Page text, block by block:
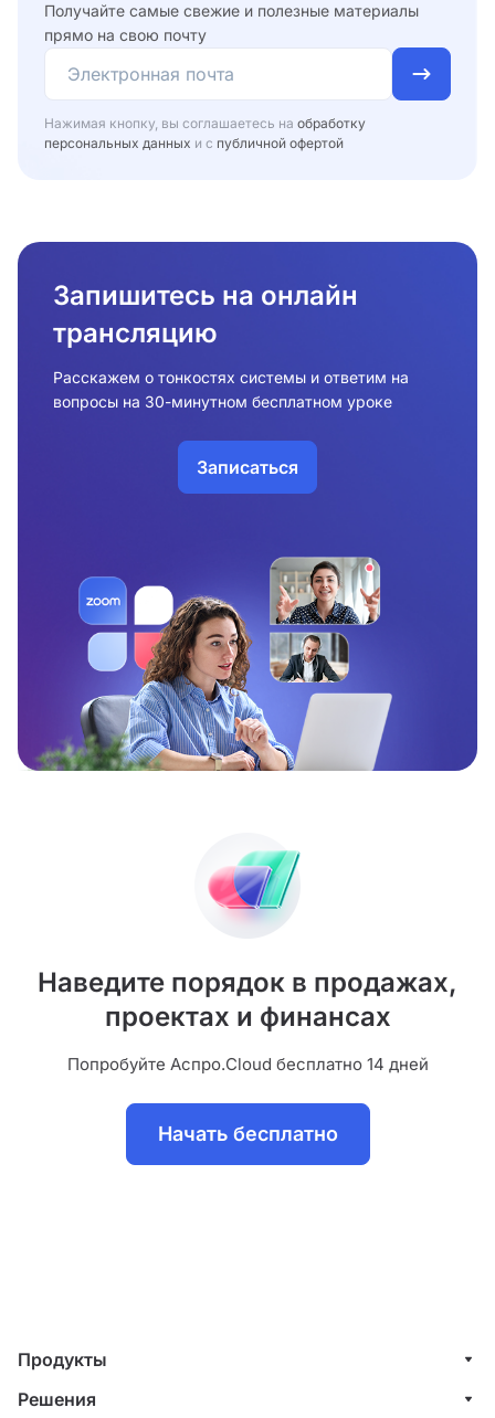
Получайте самые свежие и полезные материалы
прямо на свою почту
Нажимая кнопку, вы соглашаетесь на обработку
персональных данных и с публичной офертой
Запишитесь на онлайн
трансляцию
Расскажем о тонкостях системы и ответим на
вопросы на 30-минутном бесплатном уроке
Записаться
Наведите порядок в продажах,
проектах и финансах
Попробуйте Аспро.Cloud бесплатно 14 дней
Начать бесплатно
Продукты
Управление клиентами (CRM)
Решения